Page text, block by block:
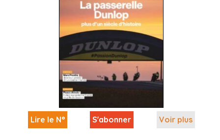
Lire le N° S'abonner Voir plus